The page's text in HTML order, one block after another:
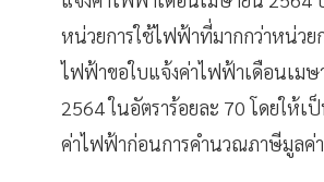
หน่วยการใช้ไฟฟ้าที่มากกว่าหน่วย
ไฟฟ้าขอใบแจ้งค่าไฟฟ้าเดือนเมษ
2564 ในอัตราร้อยละ 70 โดยให้เ
ค่าไฟฟ้าก่อนการคำนวณภาษีมูลค่